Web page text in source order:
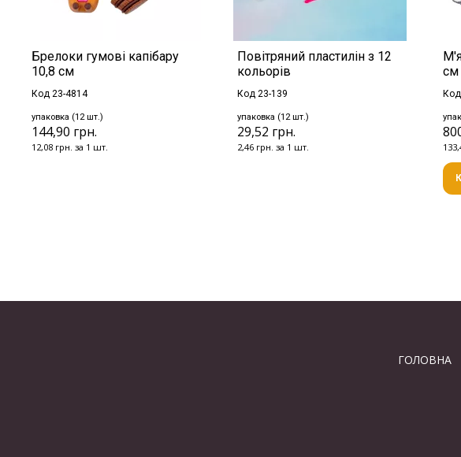
Брелоки гумові капібару
10,8 см
Код 23-4814
упаковка (12 шт.)
144,90 грн.
12,08 грн. за 1 шт.
Повітряний пластилін з 12
кольорів
Код 23-139
упаковка (12 шт.)
29,52 грн.
2,46 грн. за 1 шт.
см
ГОЛОВНА